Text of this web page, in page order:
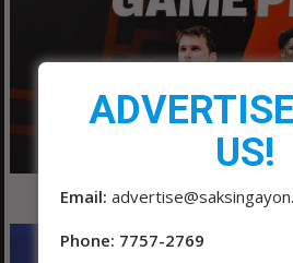
US!
Email:
Phone: 7757-2769